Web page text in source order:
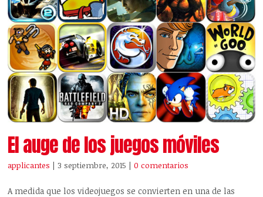
El auge de los juegos móviles
applicantes | 3 septiembre, 2015 |0 comentarios
A medida que los videojuegos se convierten en una de las